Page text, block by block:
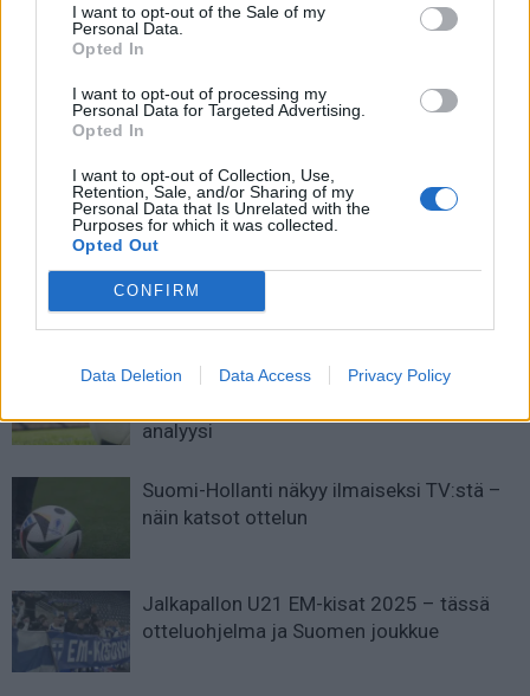
I want to opt-out of the Sale of my
Personal Data.
Opted In
I want to opt-out of processing my
Personal Data for Targeted Advertising.
Opted In
I want to opt-out of Collection, Use,
Retention, Sale, and/or Sharing of my
Personal Data that Is Unrelated with the
Purposes for which it was collected.
Opted Out
CONFIRM
Data Deletion Data Access Privacy Policy
Jalkapallon ja nettikasinoiden
yhteensopivuus
Video: Huuhkajissa debytoinut
laituri hurjana Hollannissa – uran
ensimmäinen hattutemppu
LIITTYVÄT ARTIKKELIT LISÄÄ TEKIJÄLTÄ
Suomen MM-karsintojen näkymät –
analyysi
Suomi-Hollanti näkyy ilmaiseksi TV:stä –
näin katsot ottelun
Jalkapallon U21 EM-kisat 2025 – tässä
otteluohjelma ja Suomen joukkue